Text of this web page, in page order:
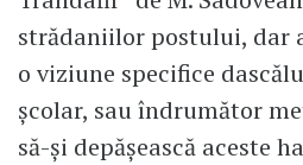
strădaniilor postului, dar
o viziune specifice
școlar, sau îndrumător
să-și depășească aceste